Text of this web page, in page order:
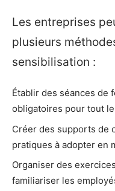
Les entreprises
plusieurs
sensibilisation :
Établir des séances de
obligatoires pour tout
Créer des supports de
pratiques à adopter en
Organiser des
familiariser les